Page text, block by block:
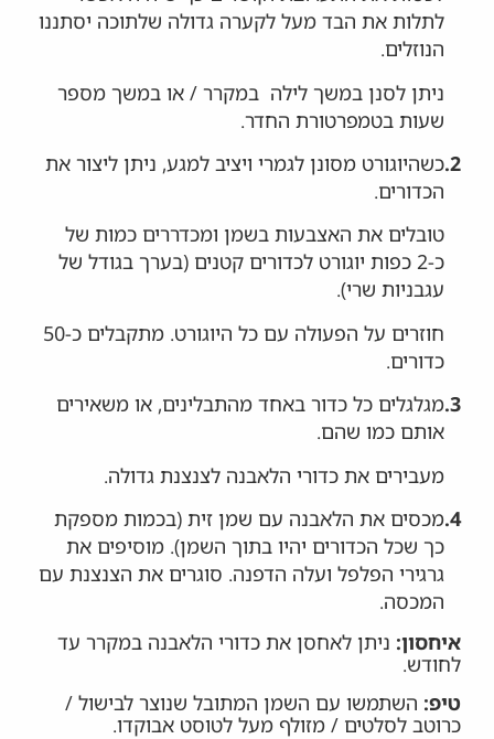
לתלות את הבד מעל לקערה גדולה שלתוכה יסתננו
הנוזלים.
ניתן לסנן במשך לילה במקרר / או במשך מספר
שעות בטמפרטורת החדר.
2. כשהיוגורט מסונן לגמרי ויציב למגע, ניתן ליצור את
הכדורים.
טובלים את האצבעות בשמן ומכדררים כמות של
כ-2 כפות יוגורט לכדורים קטנים (בערך בגודל של
עגבניות שרי).
חוזרים על הפעולה עם כל היוגורט. מתקבלים כ-50
כדורים.
3. מגלגלים כל כדור באחד מהתבלינים, או משאירים
אותם כמו שהם.
מעבירים את כדורי הלאבנה לצנצנת גדולה.
4. מכסים את הלאבנה עם שמן זית (בכמות מספקת
כך שכל הכדורים יהיו בתוך השמן). מוסיפים את
גרגירי הפלפל ועלה הדפנה. סוגרים את הצנצנת עם
המכסה.
איחסון: ניתן לאחסן את כדורי הלאבנה במקרר עד
לחודש.
טיפ: השתמשו עם השמן המתובל שנוצר לבישול /
כרוטב לסלטים / מזולף מעל לטוסט אבוקדו.